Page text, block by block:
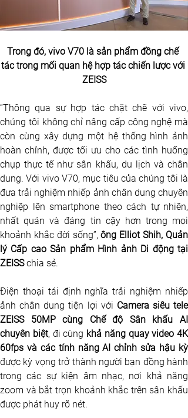
Trong đó, vivo V70 là sản phẩm đồng chế
tác trong mối quan hệ hợp tác chiến lược với
ZEISS
“Thông qua sự hợp tác chặt chẽ với vivo,
chúng tôi không chỉ nâng cấp công nghệ mà
còn cùng xây dựng một hệ thống hình ảnh
hoàn chỉnh, được tối ưu cho các tình huống
chụp thực tế như sân khấu, du lịch và chân
dung. Với vivo V70, mục tiêu của chúng tôi là
đưa trải nghiệm nhiếp ảnh chân dung chuyên
nghiệp lên smartphone theo cách tự nhiên,
nhất quán và đáng tin cậy hơn trong mọi
khoảnh khắc đời sống”, ông Elliot Shih, Quản
lý Cấp cao Sản phẩm Hình ảnh Di động tại
ZEISS chia sẻ.
Điện thoại tái định nghĩa trải nghiệm nhiếp
ảnh chân dung tiện lợi với Camera siêu tele
ZEISS 50MP cùng Chế độ Sân khấu AI
chuyên biệt, đi cùng khả năng quay video 4K
60fps và các tính năng AI chỉnh sửa hậu kỳ
được kỳ vọng trở thành người bạn đồng hành
trong các sự kiện âm nhạc, nơi khả năng
zoom và bắt trọn khoảnh khắc trên sân khấu
được phát huy rõ nét.